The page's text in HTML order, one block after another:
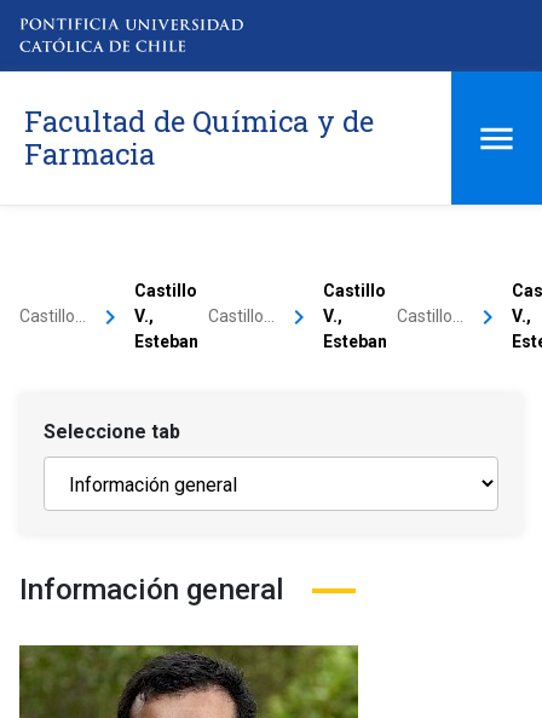
Facultad de Química y de
Farmacia
Castillo… keyboard_arrow_right
Castillo
V.,
Esteban
Castillo… keyboard_arrow_right
Castillo
V.,
Esteban
Castillo… keyboard_arrow_right
V.,
Seleccione tab
Información general